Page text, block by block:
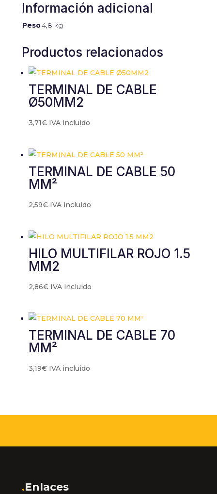
Información adicional
Peso4,8 kg
Productos relacionados
TERMINAL DE CABLE
Ø50MM2
3,71€ IVA incluido
TERMINAL DE CABLE 50
MM²
2,59€ IVA incluido
HILO MULTIFILAR ROJO 1.5
MM2
2,86€ IVA incluido
TERMINAL DE CABLE 70
MM²
3,19€ IVA incluido
.Enlaces